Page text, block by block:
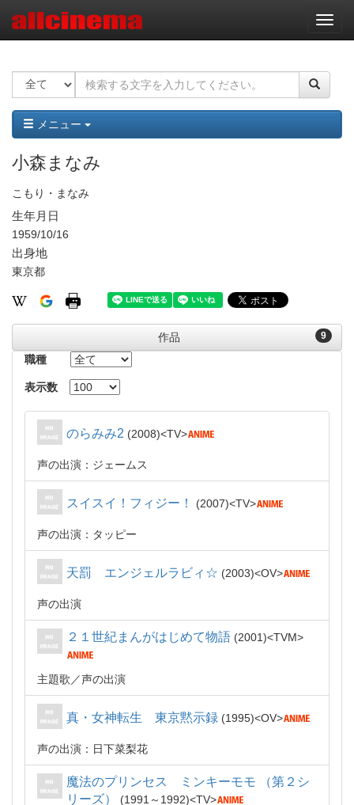
ナ
ビ
ー
ョ
ン
メニュー
小森まなみ
こもり・まなみ
生年月日
1959/10/16
出身地
東京都
9
作品
職種
表示数
のらみみ2 2008 TV
声の出演：ジェームス
スイスイ！フィジー！ 2007 TV
声の出演：タッピー
天罰 エンジェルラビィ☆ 2003 OV
声の出演
２１世紀まんがはじめて物語 2001 TVM
主題歌 声の出演
真・女神転生 東京黙示録 1995 OV
声の出演：日下菜梨花
魔法のプリンセス ミンキーモモ （第２シ
リーズ）
1991～1992
TV